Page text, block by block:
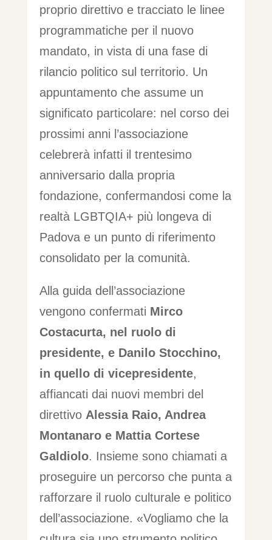
proprio direttivo e tracciato le linee
programmatiche per il nuovo
mandato, in vista di una fase di
rilancio politico sul territorio. Un
appuntamento che assume un
significato particolare: nel corso dei
prossimi anni l’associazione
celebrerà infatti il trentesimo
anniversario dalla propria
fondazione, confermandosi come la
realtà LGBTQIA+ più longeva di
Padova e un punto di riferimento
consolidato per la comunità.
Alla guida dell’associazione
vengono confermati Mirco
Costacurta, nel ruolo di
presidente, e Danilo Stocchino,
in quello di vicepresidente,
affiancati dai nuovi membri del
direttivo Alessia Raio, Andrea
Montanaro e Mattia Cortese
Galdiolo. Insieme sono chiamati a
proseguire un percorso che punta a
rafforzare il ruolo culturale e politico
dell’associazione. «Vogliamo che la